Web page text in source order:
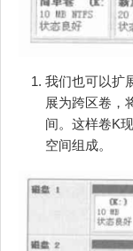
我们也可以扩
展为跨区卷，
间。这样卷K
空间组成。